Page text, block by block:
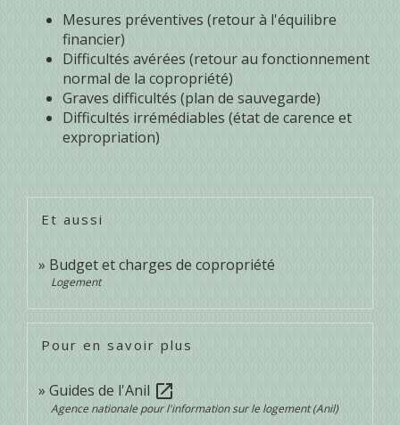
Mesures préventives (retour à l'équilibre
financier)
Difficultés avérées (retour au fonctionnement
normal de la copropriété)
Graves difficultés (plan de sauvegarde)
Difficultés irrémédiables (état de carence et
expropriation)
Et aussi
Budget et charges de copropriété
Logement
Pour en savoir plus
Guides de l'Anil open_in_new
Agence nationale pour l'information sur le logement (Anil)